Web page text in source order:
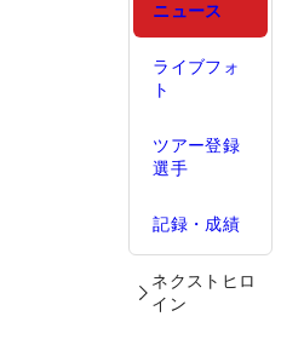
ニュース
ライブフォ
ト
ツアー登録
選手
記録・成績
ネクストヒロ
イン